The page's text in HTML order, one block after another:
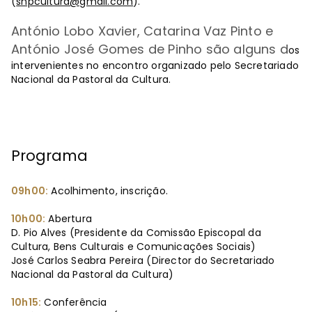
António Lobo Xavier, Catarina Vaz Pinto e
António José Gomes de Pinho são alguns dos
intervenientes no encontro organizado pelo Secretariado
Nacional da Pastoral da Cultura.
Programa
09h00: Acolhimento, inscrição.
10h00: Abertura
D. Pio Alves (Presidente da Comissão Episcopal da
Cultura, Bens Culturais e Comunicações Sociais)
José Carlos Seabra Pereira (Director do Secretariado
Nacional da Pastoral da Cultura)
10h15: Conferência